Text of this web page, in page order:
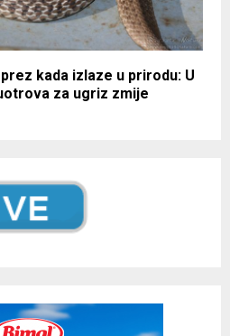
kada izlaze u prirodu: U
za ugriz zmije